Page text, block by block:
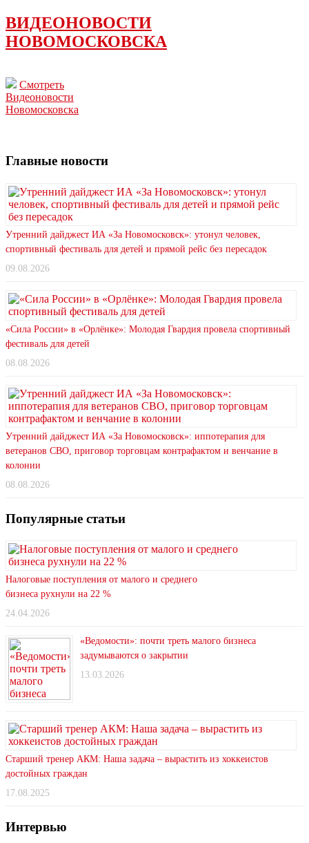
ВИДЕОНОВОСТИ
НОВОМОСКОВСКА
Смотреть
Видеоновости
Новомосковска
Главные новости
Утренний дайджест ИА «За Новомосковск»: утонул человек,
спортивный фестиваль для детей и прямой рейс без пересадок
09.08.2026
«Сила России» в «Орлёнке»: Молодая Гвардия провела спортивный
фестиваль для детей
08.08.2026
Утренний дайджест ИА «За Новомосковск»: иппотерапия для
ветеранов СВО, приговор торговцам контрафактом и венчание в
колонии
08.08.2026
Популярные статьи
Налоговые поступления от малого и среднего
бизнеса рухнули на 22 %
24.04.2026
«Ведомости»: почти треть малого бизнеса
задумываются о закрытии
13.03.2026
Старший тренер АКМ: Наша задача – вырастить из хоккеистов
достойных граждан
17.08.2025
Интервью